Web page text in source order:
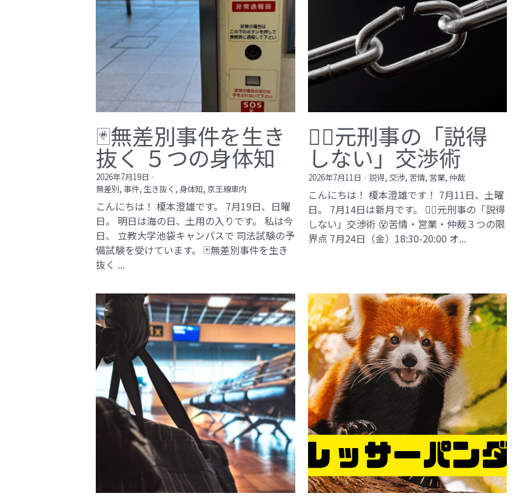
🃏無差別事件を生き
抜く ５つの身体知
2026年7月19日 ·
無差別, 事件, 生き抜く, 身体知, 京王線車内
こんにちは！ 榎本澄雄です。 7月19日、日曜
日。 明日は海の日、土用の入りです。 私は今
日、 立教大学池袋キャンパスで 司法試験の予
備試験を受けています。 🃏無差別事件を生き
抜く ...
🙅‍♂️元刑事の「説得
しない」交渉術
2026年7月11日 · 説得, 交渉, 苦情, 営業, 仲裁
こんにちは！ 榎本澄雄です！ 7月11日、土曜
日。 7月14日は新月です。 🙅‍♂️元刑事の「説得
しない」交渉術 😵苦情・営業・仲裁３つの限
界点 7月24日（金）18:30-20:00 オ...